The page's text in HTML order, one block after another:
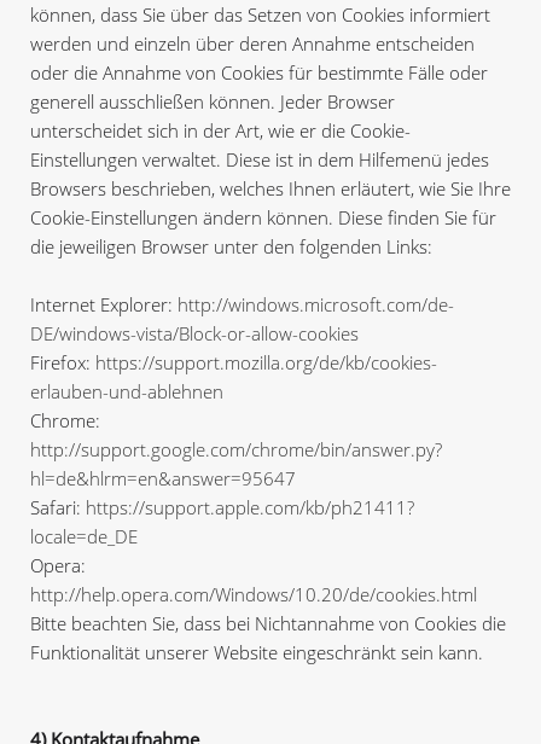
können, dass Sie über das Setzen von Cookies informiert
werden und einzeln über deren Annahme entscheiden
oder die Annahme von Cookies für bestimmte Fälle oder
generell ausschließen können. Jeder Browser
unterscheidet sich in der Art, wie er die Cookie-
Einstellungen verwaltet. Diese ist in dem Hilfemenü jedes
Browsers beschrieben, welches Ihnen erläutert, wie Sie Ihre
Cookie-Einstellungen ändern können. Diese finden Sie für
die jeweiligen Browser unter den folgenden Links:
Internet Explorer: http://windows.microsoft.com/de-
DE/windows-vista/Block-or-allow-cookies
Firefox: https://support.mozilla.org/de/kb/cookies-
erlauben-und-ablehnen
Chrome:
http://support.google.com/chrome/bin/answer.py?
hl=de&hlrm=en&answer=95647
Safari: https://support.apple.com/kb/ph21411?
locale=de_DE
Opera:
http://help.opera.com/Windows/10.20/de/cookies.html
Bitte beachten Sie, dass bei Nichtannahme von Cookies die
Funktionalität unserer Website eingeschränkt sein kann.
4) Kontaktaufnahme